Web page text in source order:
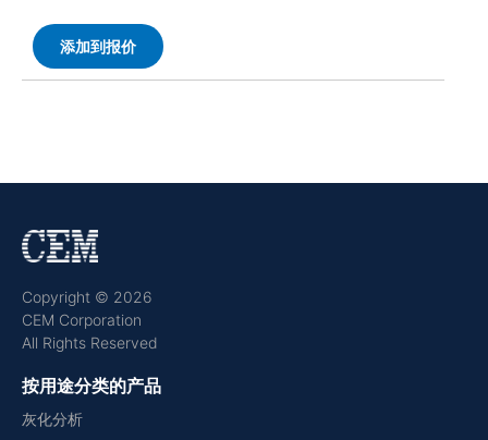
添加到报价
Copyright © 2026
CEM Corporation
All Rights Reserved
按用途分类的产品
灰化分析